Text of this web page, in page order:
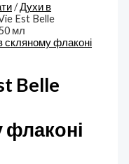
/Духи в
Est Belle
мл
скляному флаконі
Belle